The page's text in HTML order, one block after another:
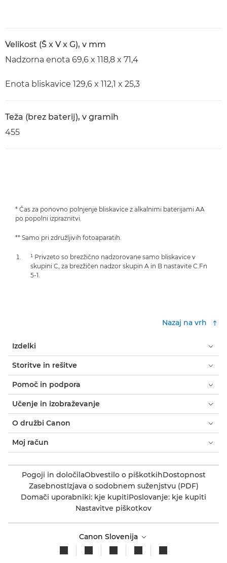
Velikost (Š x V x G), v mm
Nadzorna enota 69,6 x 118,8 x 71,4
Enota bliskavice 129,6 x 112,1 x 25,3
Teža (brez baterij), v gramih
455
* Čas za ponovno polnjenje bliskavice z alkalnimi baterijami AA
po popolni izpraznitvi.
** Samo pri združljivih fotoaparatih.
¹ Privzeto so brezžično nadzorovane samo bliskavice v
skupini C, za brezžičen nadzor skupin A in B nastavite C.Fn
5-1.
Nazaj na vrh
Izdelki
Storitve in rešitve
Pomoč in podpora
Učenje in izobraževanje
O družbi Canon
Moj račun
Pogoji in določilaObvestilo o piškotkihDostopnost
ZasebnostIzjava o sodobnem suženjstvu (PDF)
Domači uporabniki: kje kupitiPoslovanje: kje kupiti
Nastavitve piškotkov
Canon Slovenija